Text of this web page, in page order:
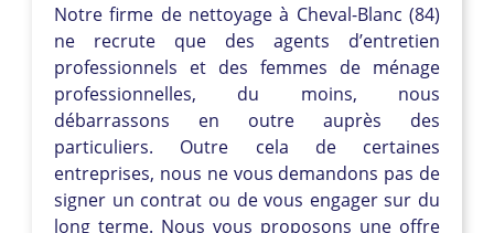
Notre firme de nettoyage à Cheval-Blanc (84)
ne recrute que des agents d’entretien
professionnels et des femmes de ménage
professionnelles, du moins, nous
débarrassons en outre auprès des
particuliers. Outre cela de certaines
entreprises, nous ne vous demandons pas de
signer un contrat ou de vous engager sur du
long terme. Nous vous proposons une offre